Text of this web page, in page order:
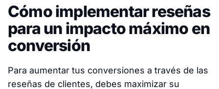
Cómo implementar reseñas
para un impacto máximo en
conversión
Para aumentar tus conversiones a través de las
reseñas de clientes, debes maximizar su